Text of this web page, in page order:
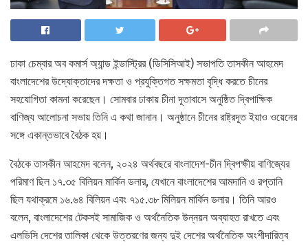
ঢাকা চেম্বার অব কমার্স অ্যান্ড ইন্ডাস্ট্রির (ডিসিসিআই) সভাপতি তাসকীন আহমেদ
বাংলাদেশের উদ্যোক্তাদের দক্ষতা ও প্রযুক্তিগত সক্ষমতা বৃদ্ধি করতে চীনের
সহযোগিতা কামনা করেছেন। সোমবার ঢাকায় চীনা দূতাবাসে অনুষ্ঠিত দ্বিপাক্ষিক
বাণিজ্য আলোচনা সভায় তিনি এ কথা জানান। অনুষ্ঠানে চীনের রাষ্ট্রদূত ইয়াও ওয়েনের
সঙ্গে একান্তভাবে বৈঠক হয়।
বৈঠকে তাসকীন আহমেদ বলেন, ২০২৪ অর্থবছরে বাংলাদেশ-চীন দ্বিপক্ষীয় বাণিজ্যের
পরিমাণ ছিল ১৭.৩৫ বিলিয়ন মার্কিন ডলার, যেখানে বাংলাদেশের আমদানি ও রপ্তানি
ছিল যথাক্রমে ১৬.৬৪ বিলিয়ন এবং ৭১৫.৩৮ মিলিয়ন মার্কিন ডলার। তিনি আরও
বলেন, বাংলাদেশের টেকসই সামাজিক ও অর্থনৈতিক উন্নয়ন অব্যাহত রাখতে এবং
এলডিসি দেশের তালিকা থেকে উত্তরণের জন্য দুই দেশের অর্থনৈতিক অংশীদারিত্ব